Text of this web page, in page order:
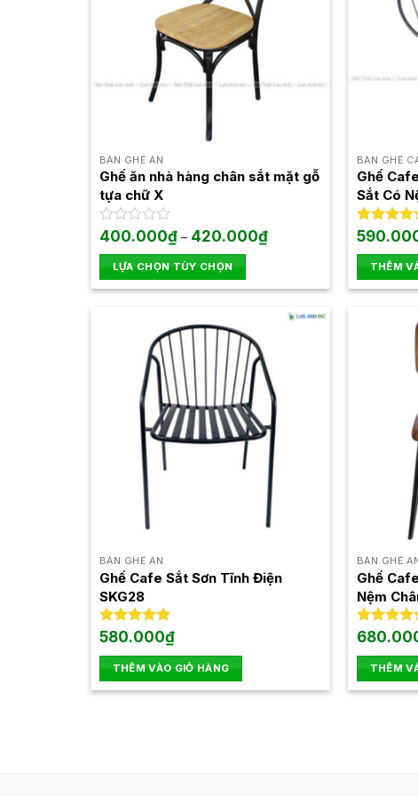
BÀN GHẾ ĂN
Ghế ăn nhà hàng chân sắt mặt gỗ
tựa chữ X
Được
hạng
0
5
400.000₫ – 420.000₫Khoảng
giá:
420.000₫
LỰA CHỌN TÙY CHỌN
Sản
chọn
trên
trang
sản
phẩm
BÀN GHẾ
Ghế
Sắt Có
Được xếp
5 sao
THÊM
BÀN GHẾ ĂN
Ghế Cafe Sắt Sơn Tĩnh Điện
SKG28
Được xếp
5 sao
580.000₫
THÊM VÀO GIỎ HÀNG
BÀN GHẾ ĂN
Ghế
Nệm
Được xếp
5 sao
THÊM